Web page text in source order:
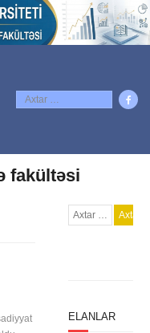
fakültəsi
ELANLAR